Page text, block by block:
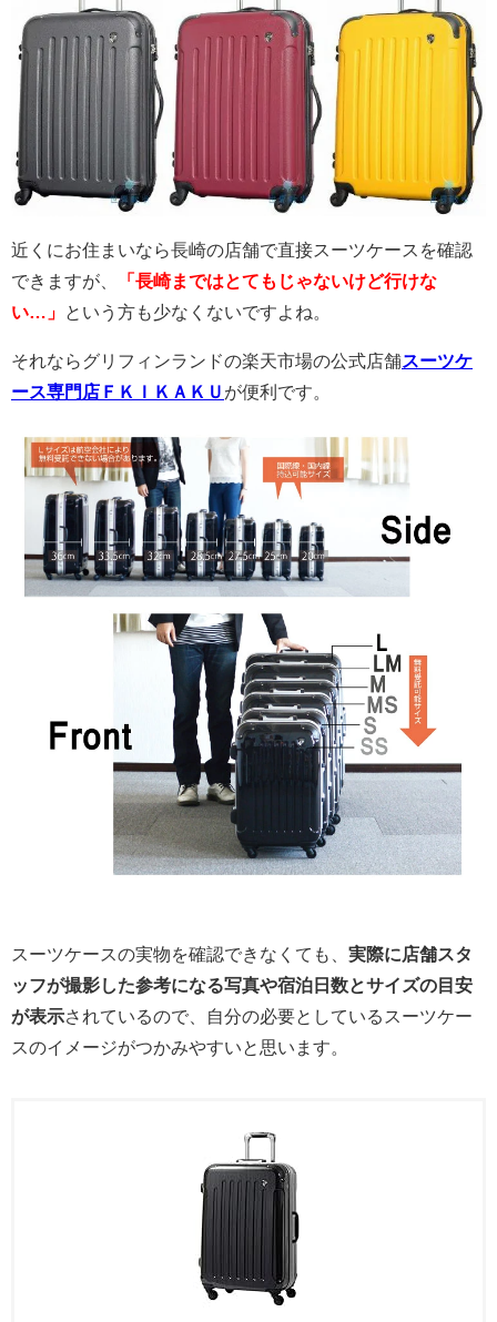
近くにお住まいなら長崎の店舗で直接スーツケースを確認
できますが、
「長崎まではとてもじゃないけど行けな
い…」
という方も少なくないですよね。
それならグリフィンランドの楽天市場の公式店舗スーツケ
ース専門店ＦＫＩＫＡＫＵ が便利です。
スーツケースの実物を確認できなくても、 実際に店舗スタ
ッフが撮影した参考になる写真や宿泊日数とサイズの目安
が表示されているので、自分の必要としているスーツケー
スのイメージがつかみやすいと思います。